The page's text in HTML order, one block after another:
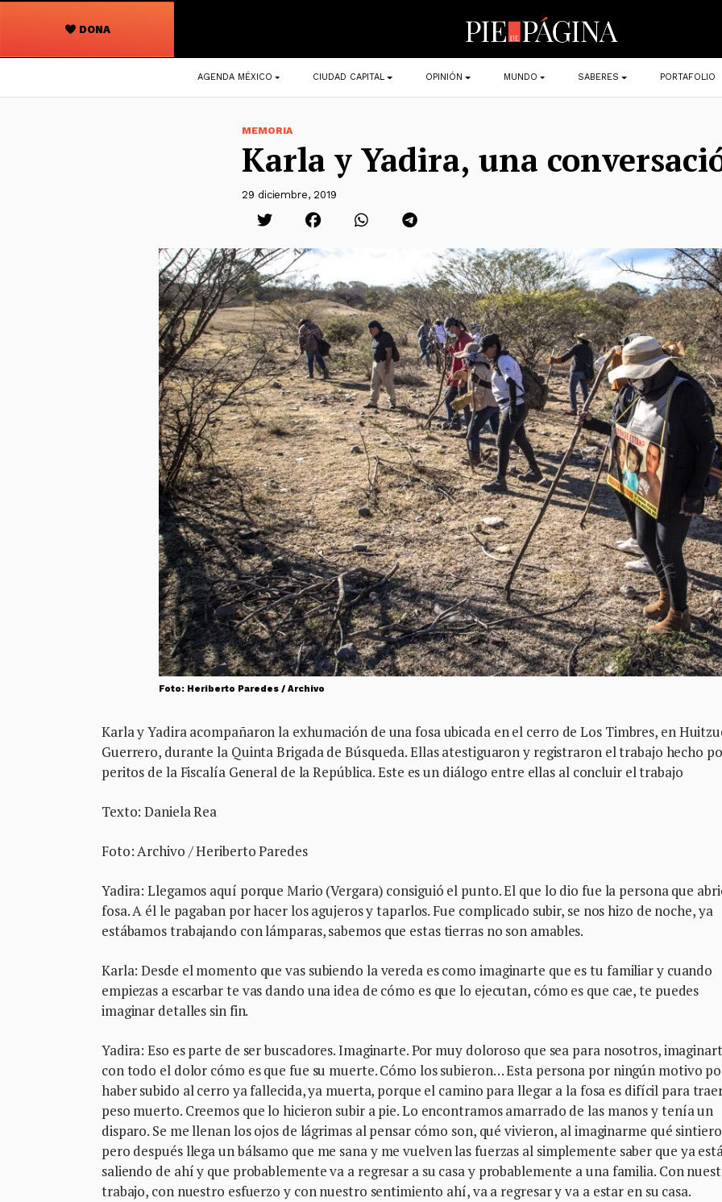
DONA
Navegación
principal
AGENDA MÉXICO CIUDAD CAPITAL OPINIÓN MUNDO SABERES PORTAFOLIO
MEMORIA
Karla y Yadira, una
29 diciembre, 2019
Foto: Heriberto Paredes / Archivo
Karla y Yadira acompañaron la exhumación de una fosa ubicada en el cerro de Los Timbres, en
Guerrero, durante la Quinta Brigada de Búsqueda. Ellas atestiguaron y registraron el trabajo hecho
peritos de la Fiscalía General de la República. Este es un diálogo entre ellas al concluir el trabajo
Texto: Daniela Rea
Foto: Archivo / Heriberto Paredes
Yadira: Llegamos aquí porque Mario (Vergara) consiguió el punto. El que lo dio fue la persona que
fosa. A él le pagaban por hacer los agujeros y taparlos. Fue complicado subir, se nos hizo de noche, ya
estábamos trabajando con lámparas, sabemos que estas tierras no son amables.
Karla: Desde el momento que vas subiendo la vereda es como imaginarte que es tu familiar y cuando
empiezas a escarbar te vas dando una idea de cómo es que lo ejecutan, cómo es que cae, te puedes
imaginar detalles sin fin.
Yadira: Eso es parte de ser buscadores. Imaginarte. Por muy doloroso que sea para nosotros,
con todo el dolor cómo es que fue su muerte. Cómo los subieron… Esta persona por ningún motivo
haber subido al cerro ya fallecida, ya muerta, porque el camino para llegar a la fosa es difícil para
peso muerto. Creemos que lo hicieron subir a pie. Lo encontramos amarrado de las manos y tenía un
disparo. Se me llenan los ojos de lágrimas al pensar cómo son, qué vivieron, al imaginarme qué
pero después llega un bálsamo que me sana y me vuelven las fuerzas al simplemente saber que ya
saliendo de ahí y que probablemente va a regresar a su casa y probablemente a una familia. Con
trabajo, con nuestro esfuerzo y con nuestro sentimiento ahí, va a regresar y va a estar en su casa.